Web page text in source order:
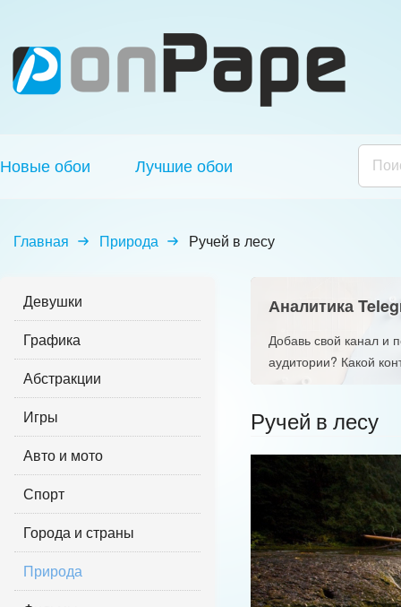
Новые обои Лучшие обои
Главная Природа Ручей в лесу
Девушки
Графика
Абстракции
Игры
Авто и мото
Спорт
Города и страны
Природа
Аналитика
Добавь свой канал и
аудитории? Какой
Ручей в лесу